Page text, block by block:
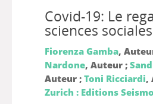
Covid-19: Le
sciences sociales
Fiorenza Gamba,
Nardone, Auteur ;
Auteur ; Toni Ricciardi,
Zurich : Editions Seismo